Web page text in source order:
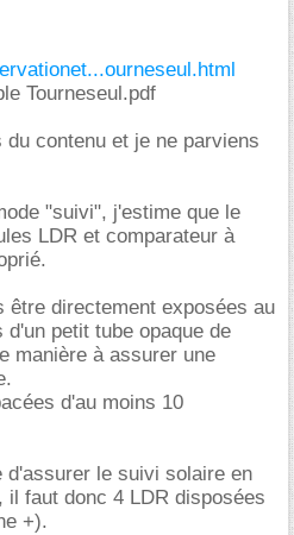
Tourneseul.pdf
contenu et je ne parviens
"suivi", j'estime que le
LDR et comparateur à
être directement exposées au
petit tube opaque de
manière à assurer une
d'au moins 10
d'assurer le suivi solaire en
il faut donc 4 LDR disposées
+).